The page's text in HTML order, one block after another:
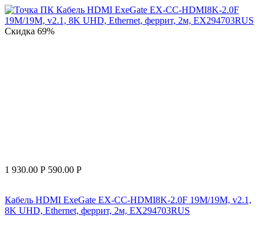
Скидка 69%
1 930.00 Р 590.00 Р
Кабель HDMI ExeGate EX-CC-HDMI8K-2.0F 19M/19M, v2.1,
8K UHD, Ethernet, феррит, 2м, EX294703RUS